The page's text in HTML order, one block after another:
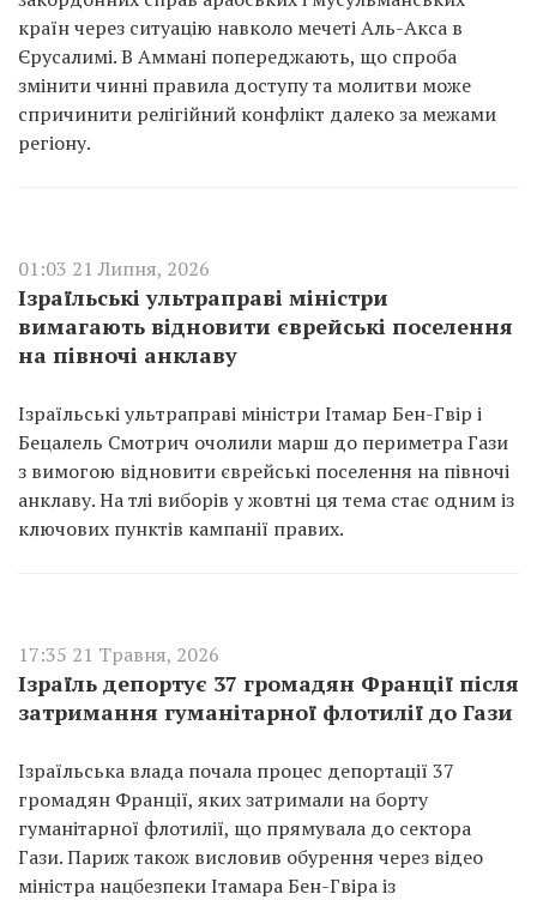
країн через ситуацію навколо мечеті Аль-Акса в
Єрусалимі. В Аммані попереджають, що спроба
змінити чинні правила доступу та молитви може
спричинити релігійний конфлікт далеко за межами
регіону.
01:03 21 Липня, 2026
Ізраїльські ультраправі міністри
вимагають відновити єврейські поселення
на півночі анклаву
Ізраїльські ультраправі міністри Ітамар Бен-Гвір і
Бецалель Смотрич очолили марш до периметра Гази
з вимогою відновити єврейські поселення на півночі
анклаву. На тлі виборів у жовтні ця тема стає одним із
ключових пунктів кампанії правих.
17:35 21 Травня, 2026
Ізраїль депортує 37 громадян Франції після
затримання гуманітарної флотилії до Гази
Ізраїльська влада почала процес депортації 37
громадян Франції, яких затримали на борту
гуманітарної флотилії, що прямувала до сектора
Гази. Париж також висловив обурення через відео
міністра нацбезпеки Ітамара Бен-Гвіра із